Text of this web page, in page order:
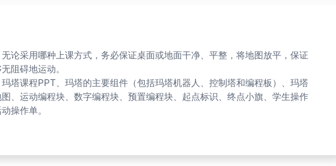
论采用哪种上课方式，务必保证桌面或地面干净、平整，将地图放平，保证
阻碍地运动。
塔课程PPT、玛塔的主要组件（包括玛塔机器人、控制塔和编程板）、玛塔
、运动编程块、数字编程块、预置编程块、起点标识、终点小旗、学生操作
操作单。